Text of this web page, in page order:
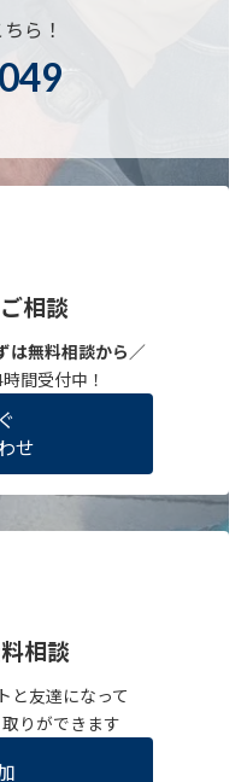
ら！
相談
は無料相談から／
間受付中！
せ
相談
と友達になって
りができます